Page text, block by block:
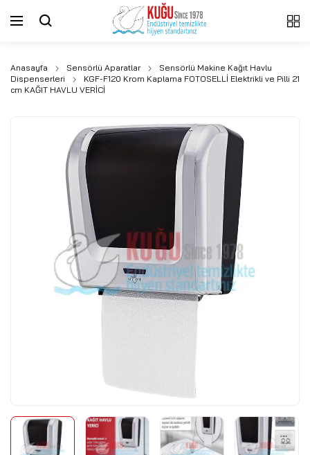
Anasayfa Sensörlü Aparatlar
Sensörlü Makine Kağıt Havlu
Dispenserleri
KGF-F120 Krom Kaplama FOTOSELLİ Elektrikli ve Pilli 21
cm KAĞIT HAVLU VERİCİ